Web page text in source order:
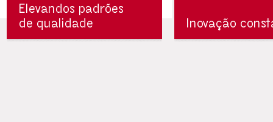
Elevandos padrões
de qualidade
Inovação